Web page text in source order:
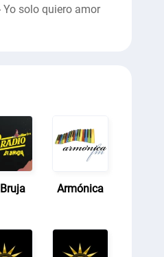
Yo solo quiero amor
Armónica